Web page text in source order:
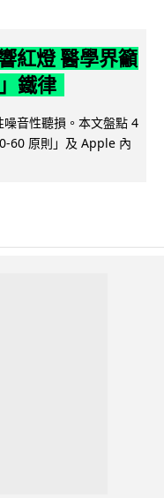
紅燈 醫學界籲
鐵律
音性聽損。本文盤點 4
60 原則」及 Apple 內